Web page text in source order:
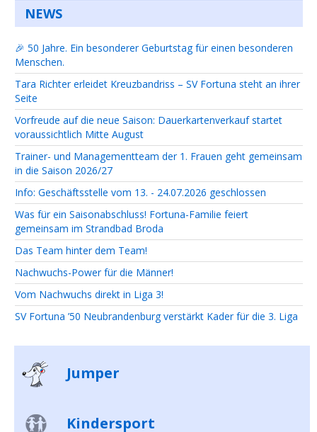
NEWS
🎉 50 Jahre. Ein besonderer Geburtstag für einen besonderen
Menschen.
Tara Richter erleidet Kreuzbandriss – SV Fortuna steht an ihrer
Seite
Vorfreude auf die neue Saison: Dauerkartenverkauf startet
voraussichtlich Mitte August
Trainer- und Managementteam der 1. Frauen geht gemeinsam
in die Saison 2026/27
Info: Geschäftsstelle vom 13. - 24.07.2026 geschlossen
Was für ein Saisonabschluss! Fortuna-Familie feiert
gemeinsam im Strandbad Broda
Das Team hinter dem Team!
Nachwuchs-Power für die Männer!
Vom Nachwuchs direkt in Liga 3!
SV Fortuna ’50 Neubrandenburg verstärkt Kader für die 3. Liga
Jumper
Kindersport